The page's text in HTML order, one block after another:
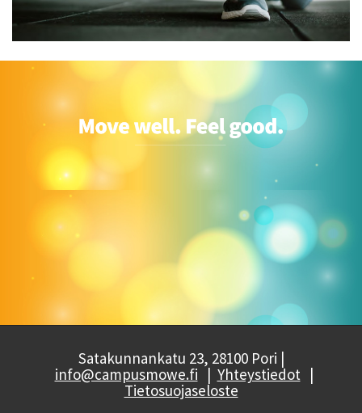
Satakunnankatu 23, 28100 Pori |
info@campusmowe.fi | Yhteystiedot |
Tietosuojaseloste